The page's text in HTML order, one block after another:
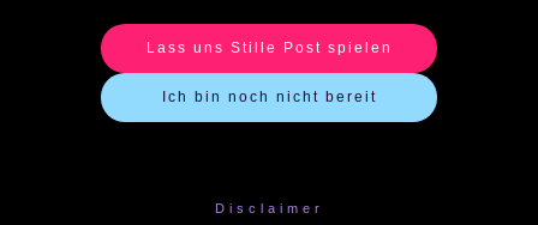
Lass uns Stille Post spielen
Ich bin noch nicht bereit
Disclaimer